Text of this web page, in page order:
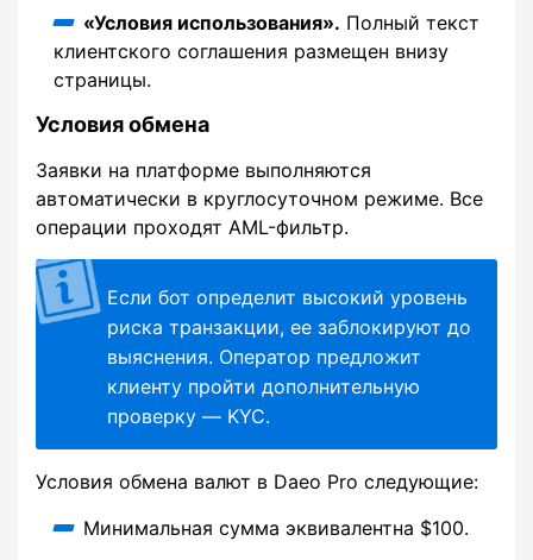
«Условия использования». Полный текст
клиентского соглашения размещен внизу
страницы.
Условия обмена
Заявки на платформе выполняются
автоматически в круглосуточном режиме. Все
операции проходят AML-фильтр.
Если бот определит высокий уровень
риска транзакции, ее заблокируют до
выяснения. Оператор предложит
клиенту пройти дополнительную
проверку — KYC.
Условия обмена валют в Daeo Pro следующие:
Минимальная сумма эквивалентна $100.